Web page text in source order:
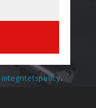
integritetspolicy.